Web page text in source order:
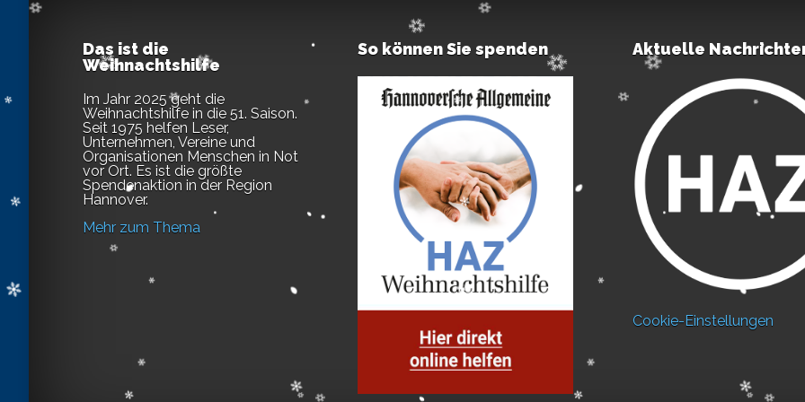
Das ist die
Weihnachtshilfe
Im Jahr 2025 geht die
Weihnachtshilfe in die 51. Saison.
Seit 1975 helfen Leser,
Unternehmen, Vereine und
Organisationen Menschen in Not
vor Ort. Es ist die größte
Spendenaktion in der Region
Hannover.
Mehr zum Thema
So können Sie spenden Aktuelle
Cookie-Einstellungen